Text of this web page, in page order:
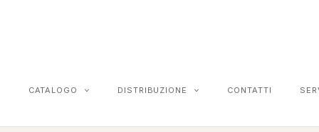
CATALOGO DISTRIBUZIONE CONTATTI